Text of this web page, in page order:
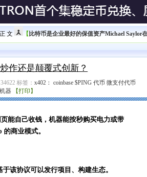
文 【 比特币是企业最好的保值资产Michael Saylor
作还是颠覆式创新？
34622 标签： x402： coinbase $PING 代币 微支付代币
器 【打印】
能自己收钱，机器能按秒购买电力或带
商业模式。
该协议可以发行项目、构建生态。